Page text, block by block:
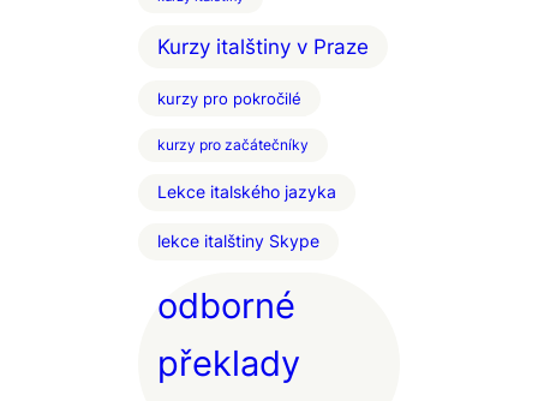
Kurzy italštiny v Praze
kurzy pro pokročilé
kurzy pro začátečníky
Lekce italského jazyka
lekce italštiny Skype
odborné
překlady